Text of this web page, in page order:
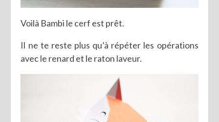
Voilà Bambi le cerf est prêt.
Il ne te reste plus qu’à répéter les opérations
avec le renard et le raton laveur.